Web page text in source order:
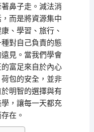
鼻子走。減法消
而是將資源集中
、學習、旅行、
對自己負責的態
見。當我們學會
富足來自於內心
包的安全，並非
明智的選擇與有
，讓每一天都充
在。